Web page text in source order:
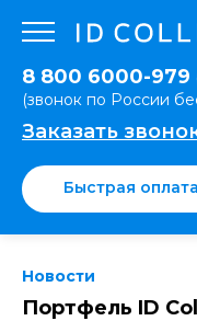
8 800 6000-979
(звонок по России
Заказать
Быстрая оплата
Новости
Портфель ID